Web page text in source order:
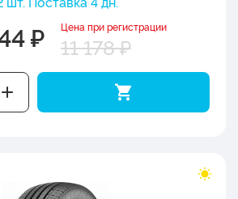
₽ Цена при регистрации
11 178 ₽